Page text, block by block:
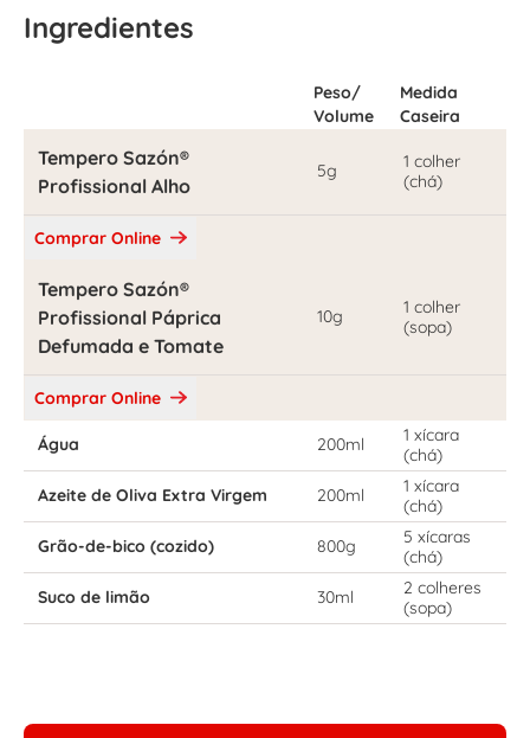
Ingredientes
Peso/
Volume
Medida
Caseira
Tempero Sazón®
Profissional Alho
5g
1 colher
(chá)
Comprar Online
Tempero Sazón®
Profissional Páprica
Defumada e Tomate
10g
1 colher
(sopa)
Comprar Online
Água 200ml
1 xícara
(chá)
Azeite de Oliva Extra Virgem
200ml
1 xícara
(chá)
Grão-de-bico (cozido)
800g
5 xícaras
(chá)
Suco de limão
30ml
2 colheres
(sopa)